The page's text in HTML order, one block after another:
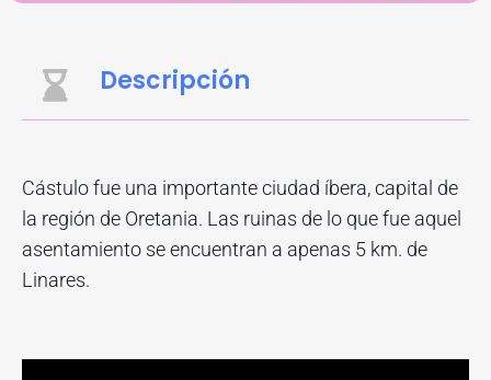
Descripción
Cástulo fue una importante ciudad íbera, capital de
la región de Oretania. Las ruinas de lo que fue aquel
asentamiento se encuentran a apenas 5 km. de
Linares.